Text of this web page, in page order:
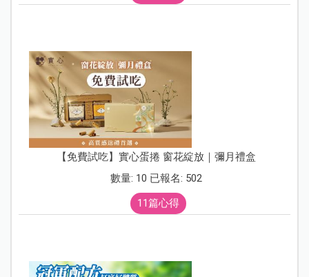
【免費試吃】實心蛋捲 窗花綻放｜彌月禮盒
數量: 10 已報名: 502
11篇心得